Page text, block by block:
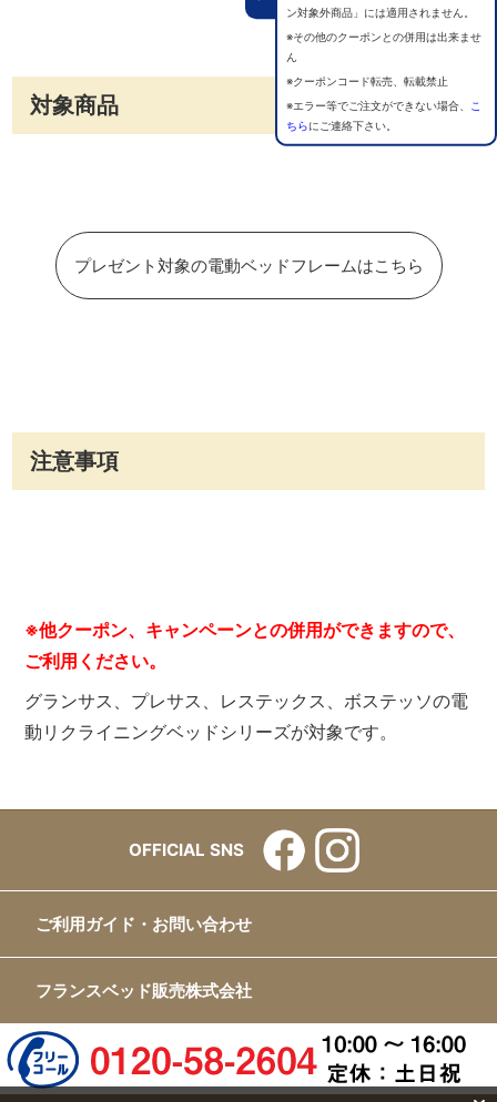
ン対象外商品」には適用されません。
※その他のクーポンとの併用は出来ませ
ん
※クーポンコード転売、転載禁止
※エラー等でご注文ができない場合、
こ
ちらにご連絡下さい。
対象商品
プレゼント対象の電動ベッドフレームはこちら
注意事項
※他クーポン、キャンペーンとの併用ができますので、
ご利用ください。
グランサス、プレサス、レステックス、ボステッソの電
動リクライニングベッドシリーズが対象です。
OFFICIAL SNS
ご利用ガイド・お問い合わせ
フランスベッド販売株式会社